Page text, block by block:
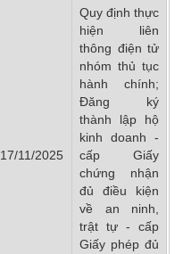
17/11/2025
Quy định thực
hiện liên
thông điện tử
nhóm thủ tục
hành chính;
Đăng ký
thành lập hộ
kinh doanh -
cấp Giấy
chứng nhận
đủ điều kiện
về an ninh,
trật tự - cấp
Giấy phép đủ